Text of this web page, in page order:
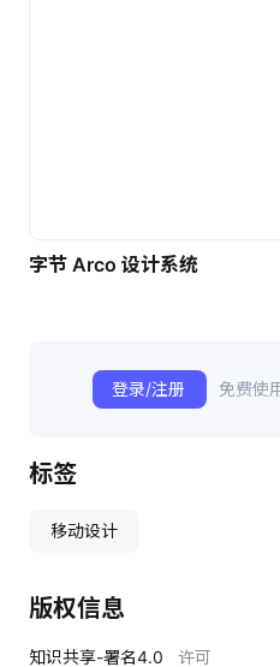
字节 Arco 设计系统
登录/注册 免费使
标签
移动设计
版权信息
知识共享-署名4.0 许可